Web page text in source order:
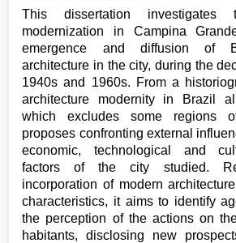
This dissertation
modernization in Campina
emergence and diffusion of
architecture in the city, during the
1940s and 1960s. From a
architecture modernity in Brazil
which excludes some regions
proposes confronting external
economic, technological and
factors of the city studied.
incorporation of modern
characteristics, it aims to identify
the perception of the actions on
habitants, disclosing new